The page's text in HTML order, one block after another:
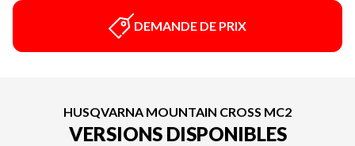
DEMANDE DE PRIX
HUSQVARNA MOUNTAIN CROSS MC2
VERSIONS DISPONIBLES